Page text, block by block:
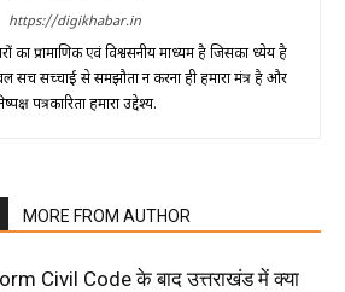
https://digikhabar.in
का प्रामाणिक एवं विश्वसनीय माध्यम है जिसका ध्येय है
सच्चाई से समझौता न करना ही हमारा मंत्र है और
पत्रकारिता हमारा उद्देश्य.
MORE FROM AUTHOR
Civil Code के बाद उत्तराखंड में क्या